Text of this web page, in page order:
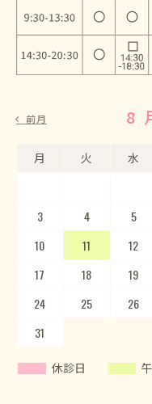
前月 8
月 火 水
3
4 5
10
11 12
17
18 19
24
25 26
31
9
月 火 水
7
8 9
14
15 16
21
22 23
28
29 30
休診日